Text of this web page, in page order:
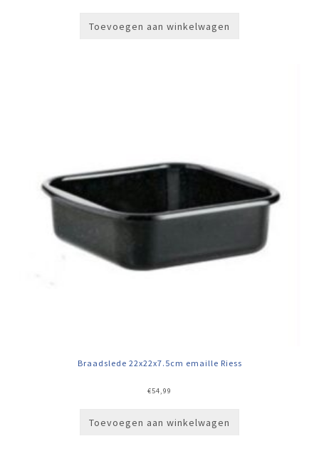
Toevoegen aan winkelwagen
Braadslede 22x22x7.5cm emaille Riess
€54,99
Toevoegen aan winkelwagen